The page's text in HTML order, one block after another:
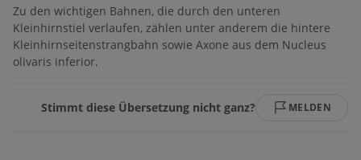
Zu den wichtigen Bahnen, die durch den unteren
Kleinhirnstiel verlaufen, zählen unter anderem die hintere
Kleinhirnseitenstrangbahn sowie Axone aus dem Nucleus
olivaris inferior.
Stimmt diese Übersetzung nicht ganz? MELDEN